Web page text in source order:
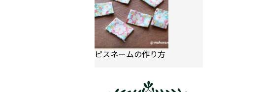
ピスネームの作り方